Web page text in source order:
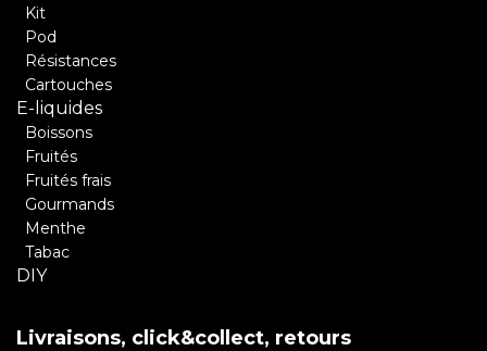
Kit
Pod
Résistances
Cartouches
E-liquides
Boissons
Fruités
Fruités frais
Gourmands
Menthe
Tabac
DIY
Livraisons, click&collect, retours